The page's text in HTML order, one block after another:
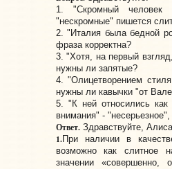
1. "Скромный человек
"нескромные" пишется
2. "Италия была бедной
фраза корректна?
3. "Хотя, на первый
нужны ли запятые?
4. "Олицетворением
нужны ли кавычки "от
5. "К ней относились как
внимания" -
Ответ.Здравствуйте,
1.При наличии в
возможно как слитное
значении «совершенно,